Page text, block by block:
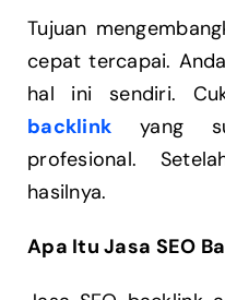
Tujuan
cepat tercapai.
hal ini sendiri.
backlink yang
profesional.
hasilnya.
Apa Itu Jasa SEO